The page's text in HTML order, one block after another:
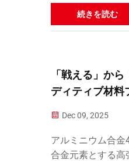
し、6,000人以上
ディングカンパニ
続きを読む
「戦える」か
ディティブ材料
Dec 09, 2025
アルミニウム合
合金元素とする高